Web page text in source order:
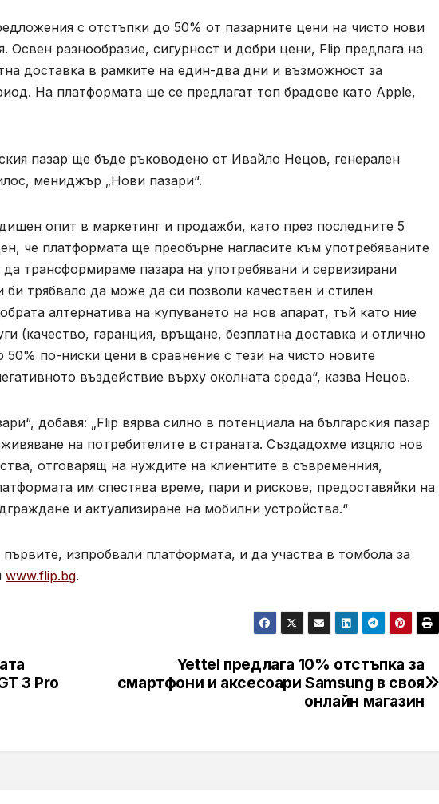
с отстъпки до 50% от пазарните цени на чисто нови
Освен разнообразие, сигурност и добри цени, Flip предлага на
доставка в рамките на един-два дни и възможност за
На платформата ще се предлагат топ брадове като Apple,
пазар ще бъде ръководено от Ивайло Нецов, генерален
мениджър „Нови пазари“.
опит в маркетинг и продажби, като през последните 5
че платформата ще преобърне нагласите към употребяваните
трансформираме пазара на употребявани и сервизирани
трябвало да може да си позволи качествен и стилен
алтернатива на купуването на нов апарат, тъй като ние
(качество, гаранция, връщане, безплатна доставка и отлично
по-ниски цени в сравнение с тези на чисто новите
въздействие върху околната среда“, казва Нецов.
добавя: „Flip вярва силно в потенциала на българския пазар
на потребителите в страната. Създадохме изцяло нов
отговарящ на нуждите на клиентите в съвременния,
им спестява време, пари и рискове, предоставяйки на
и актуализиране на мобилни устройства.“
изпробвали платформата, и да участва в томбола за
www.flip.bg.
Yettel предлага 10% отстъпка за
смартфони и аксесоари Samsung в своя
онлайн магазин
3 Pro